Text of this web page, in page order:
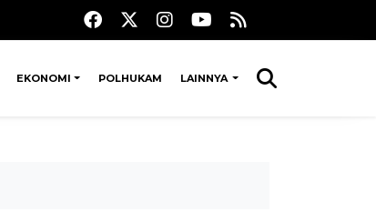
EKONOMI POLHUKAM LAINNYA